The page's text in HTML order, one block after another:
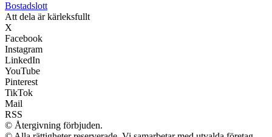
Bostadslott
Att dela är kärleksfullt
X
Facebook
Instagram
LinkedIn
YouTube
Pinterest
TikTok
Mail
RSS
© Återgivning förbjuden.